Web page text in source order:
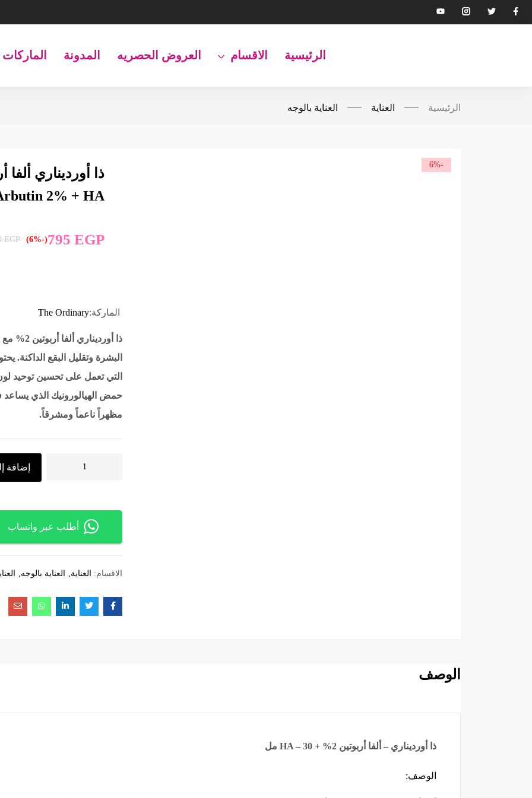
الرئيسية الاقسام العروض الحصريه المدونة الماركات
الرئيسية العناية العناية بالوجه
-6%
2% + HA
795 EGP
(-6%)
EGP
الماركة:The Ordinary
ذا
التي تعمل على تحسين توحيد
حمض الهيالورونيك الذي
مظهراً ناعماً ومشرقاً.
إضافة
أطلب عبر واتساب
الاقسام: العناية العناية بالوجه
الوصف
ذا أورديناري – ألفا أربوتين 2% + HA – 30 مل
الوصف: